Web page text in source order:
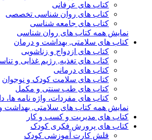
کتاب های عرفانی
کتاب های روان شناسی تخصصی
کتاب های جامعه شناسی
نمایش همه کتاب های روان شناسی
کتاب های سلامتی, بهداشت و درمان
کتاب های ازدواج و زناشویی
کتاب های تغذیه, رژیم غذایی و
کتاب های درمانی
کتاب های سلامت کودک و نوجوان
کتاب های طب سنتی و مکمل
کتاب های مفردات، واژه نامه ها،
نمایش همه کتاب های سلامتی, بهداشت
کتاب های مدیریت و کسب و کار
کتاب های پرورش فکری کودک
فلش کارت آموزشی کودک